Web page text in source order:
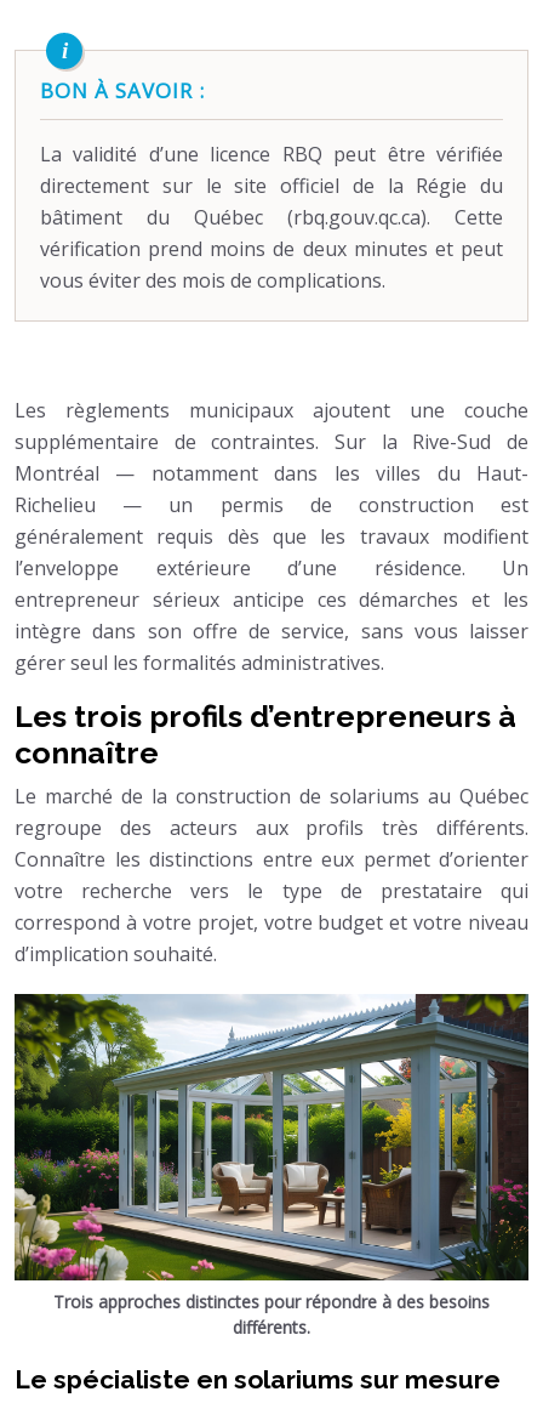
BON À SAVOIR :
La validité d’une licence RBQ peut être vérifiée
directement sur le site officiel de la Régie du
bâtiment du Québec (rbq.gouv.qc.ca). Cette
vérification prend moins de deux minutes et peut
vous éviter des mois de complications.
Les règlements municipaux ajoutent une couche
supplémentaire de contraintes. Sur la Rive-Sud de
Montréal — notamment dans les villes du Haut-
Richelieu — un permis de construction est
généralement requis dès que les travaux modifient
l’enveloppe extérieure d’une résidence. Un
entrepreneur sérieux anticipe ces démarches et les
intègre dans son offre de service, sans vous laisser
gérer seul les formalités administratives.
Les trois profils d’entrepreneurs à
connaître
Le marché de la construction de solariums au Québec
regroupe des acteurs aux profils très différents.
Connaître les distinctions entre eux permet d’orienter
votre recherche vers le type de prestataire qui
correspond à votre projet, votre budget et votre niveau
d’implication souhaité.
Trois approches distinctes pour répondre à des besoins
différents.
Le spécialiste en solariums sur mesure